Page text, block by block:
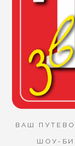
ВАШ
ШОУ-